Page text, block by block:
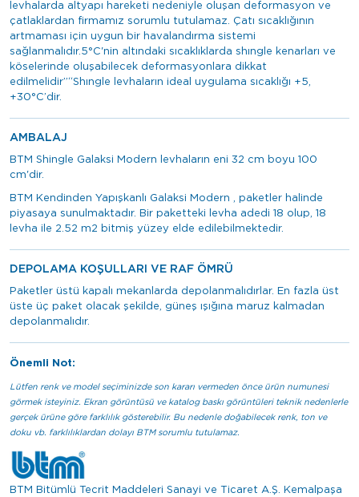
levhalarda altyapı hareketi nedeniyle oluşan deformasyon ve
çatlaklardan firmamız sorumlu tutulamaz. Çatı sıcaklığının
artmaması için uygun bir havalandırma sistemi
sağlanmalıdır.5°C'nin altındaki sıcaklıklarda shıngle kenarları ve
köselerinde oluşabilecek deformasyonlara dikkat
edilmelidir”“Shıngle levhaların ideal uygulama sıcaklığı +5,
+30°C’dir.
AMBALAJ
BTM Shingle Galaksi Modern levhaların eni 32 cm boyu 100
cm'dir.
BTM Kendinden Yapışkanlı Galaksi Modern , paketler halinde
piyasaya sunulmaktadır. Bir paketteki levha adedi 18 olup, 18
levha ile 2.52 m2 bitmiş yüzey elde edilebilmektedir.
DEPOLAMA KOŞULLARI VE RAF ÖMRÜ
Paketler üstü kapalı mekanlarda depolanmalıdırlar. En fazla üst
üste üç paket olacak şekilde, güneş ışığına maruz kalmadan
depolanmalıdır.
Önemli Not:
Lütfen renk ve model seçiminizde son kararı vermeden önce ürün numunesi
görmek isteyiniz. Ekran görüntüsü ve katalog baskı görüntüleri teknik nedenlerle
gerçek ürüne göre farklılık gösterebilir. Bu nedenle doğabilecek renk, ton ve
doku vb. farklılıklardan dolayı BTM sorumlu tutulamaz.
BTM Bitümlü Tecrit Maddeleri Sanayi ve Ticaret A.Ş. Kemalpaşa